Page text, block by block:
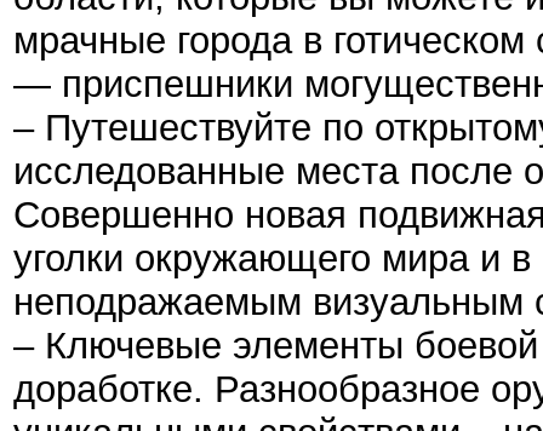
мрачные города в
— приспешники
– Путешествуйте по
исследованные места после
Совершенно новая
уголки окружающего мира и
неподражаемым визуальным
– Ключевые элементы
доработке. Разнообразное